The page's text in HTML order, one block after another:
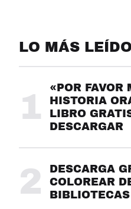
LO MÁS LEÍDO
1
«POR FAVOR
HISTORIA
LIBRO
DESCARGAR
2
DESCARGA
COLOREAR